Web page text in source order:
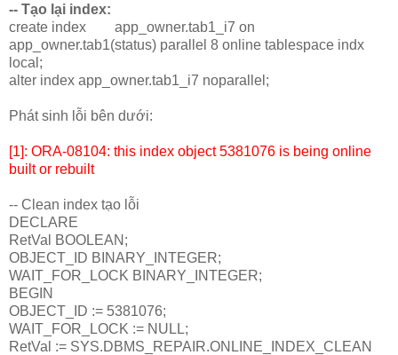
-- Tạo lại index:
create index app_owner.tab1_i7 on
app_owner.tab1(status) parallel 8 online tablespace indx
local;
alter index app_owner.tab1_i7 noparallel;
Phát sinh lỗi bên dưới:
[1]: ORA-08104: this index object 5381076 is being online
built or rebuilt
-- Clean index tạo lỗi
DECLARE
RetVal BOOLEAN;
OBJECT_ID BINARY_INTEGER;
WAIT_FOR_LOCK BINARY_INTEGER;
BEGIN
OBJECT_ID := 5381076;
WAIT_FOR_LOCK := NULL;
RetVal := SYS.DBMS_REPAIR.ONLINE_INDEX_CLEAN